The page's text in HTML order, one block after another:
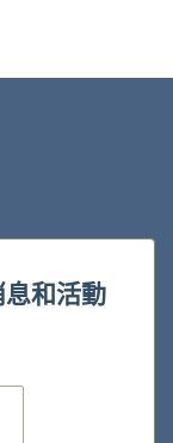
和活動